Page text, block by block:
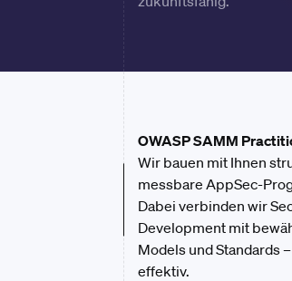
OWASP SAMM
Wir bauen mit Ihnen
messbare AppSec-
Dabei verbinden wir
Development mit
Models und Standards
effektiv.